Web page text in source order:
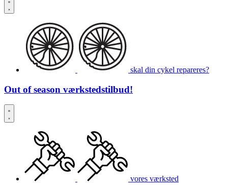
skal din cykel repareres?
Out of season værkstedstilbud!
vores værksted